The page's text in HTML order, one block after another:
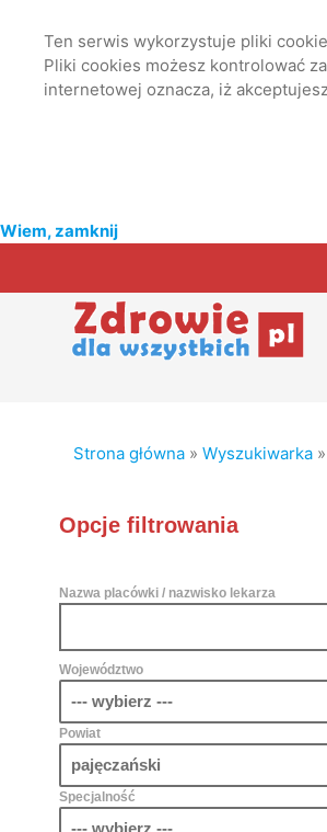
Ten serwis wykorzystuje pliki
Pliki cookies możesz kontrolować
internetowej oznacza, iż
Wiem, zamknij
Strona główna »Wyszukiwarka
Opcje filtrowania
Nazwa placówki / nazwisko lekarza
Województwo
Powiat
Specjalność